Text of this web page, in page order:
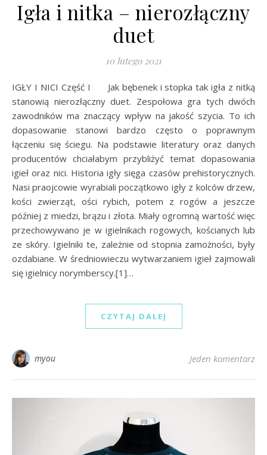
Igła i nitka – nierozłączny
duet
10 lutego 2021
IGŁY I NICI Część I Jak bębenek i stopka tak igła z nitką
stanowią nierozłączny duet. Zespołowa gra tych dwóch
zawodników ma znaczący wpływ na jakość szycia. To ich
dopasowanie stanowi bardzo często o poprawnym
łączeniu się ściegu. Na podstawie literatury oraz danych
producentów chciałabym przybliżyć temat dopasowania
igieł oraz nici. Historia igły sięga czasów prehistorycznych.
Nasi praojcowie wyrabiali początkowo igły z kolców drzew,
kości zwierząt, ości rybich, potem z rogów a jeszcze
później z miedzi, brązu i złota. Miały ogromną wartość więc
przechowywano je w igielnikach rogowych, kościanych lub
ze skóry. Igielniki te, zależnie od stopnia zamożności, były
ozdabiane. W średniowieczu wytwarzaniem igieł zajmowali
się igielnicy norymberscy.[1]…
CZYTAJ DALEJ
myou Jeden komentarz